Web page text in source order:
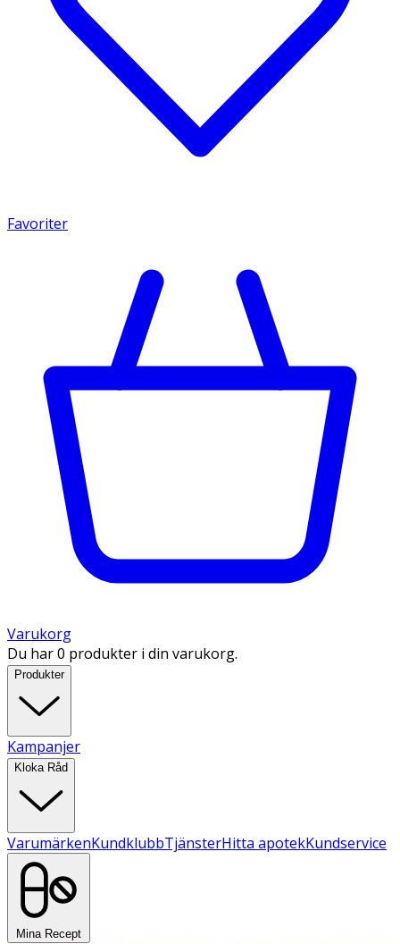
Favoriter
Varukorg
Du har 0 produkter i din varukorg.
Produkter
Kampanjer
Kloka Råd
VarumärkenKundklubbTjänsterHitta apotekKundservice
Mina Recept